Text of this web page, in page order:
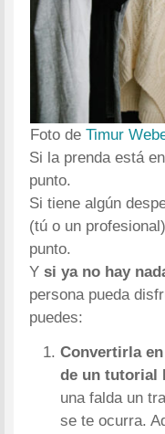
Foto de Timur
Si la prenda está
punto.
Si tiene algún
(tú o un
punto.
Y si ya no hay
persona pueda
puedes:
Convertirla
de un tutorial
una falda un
se te ocurra.